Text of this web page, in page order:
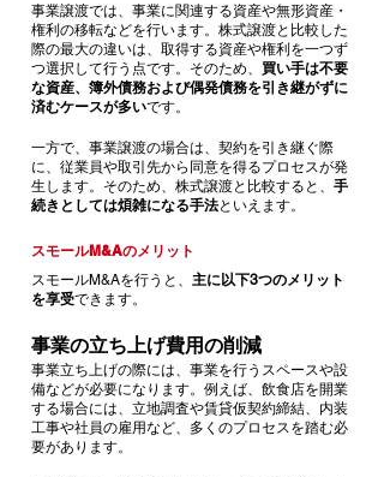
事業譲渡では、事業に関連する資産や無形資産・
権利の移転などを行います。株式譲渡と比較した
際の最大の違いは、取得する資産や権利を一つず
つ選択して行う点です。そのため、 買い手は不要
な資産、簿外債務および偶発債務を引き継がずに
済むケースが多いです。
一方で、事業譲渡の場合は、契約を引き継ぐ際
に、従業員や取引先から同意を得るプロセスが発
生します。そのため、株式譲渡と比較すると、 手
続きとしては煩雑になる手法といえます。
スモールM&Aのメリット
スモールM&Aを行うと、 主に以下3つのメリット
を享受できます。
事業の立ち上げ費用の削減
事業立ち上げの際には、事業を行うスペースや設
備などが必要になります。例えば、飲食店を開業
する場合には、立地調査や賃貸仮契約締結、内装
工事や社員の雇用など、多くのプロセスを踏む必
要があります。